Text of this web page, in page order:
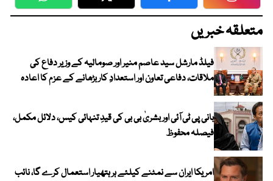
WhatsApp Twitter Facebook
متعلقہ خبریں
فیلڈ مارشل سید عاصم منیر اور صومالیہ کے وزیر دفاع کی
ملاقات، دفاعی تعاون اور استعدادِ کار بڑھانے کے عزم کا اعادہ
بانی پی ٹی آئی اور بشریٰ بی بی کی قیدِ تنہائی کیس، دلائل مکمل،
فیصلہ محفوظ
امریکا ایران سے نمٹنے کیلئے ہر ہتھیار استعمال کرے گا، نائب